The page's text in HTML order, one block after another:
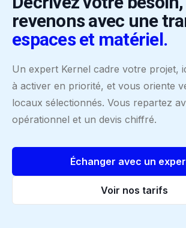
revenons avec une
espaces et matériel.
Un expert Kernel cadre votre projet,
à activer en priorité, et vous oriente
locaux sélectionnés. Vous repartez
opérationnel et un devis chiffré.
Échanger avec un
Voir nos tarifs